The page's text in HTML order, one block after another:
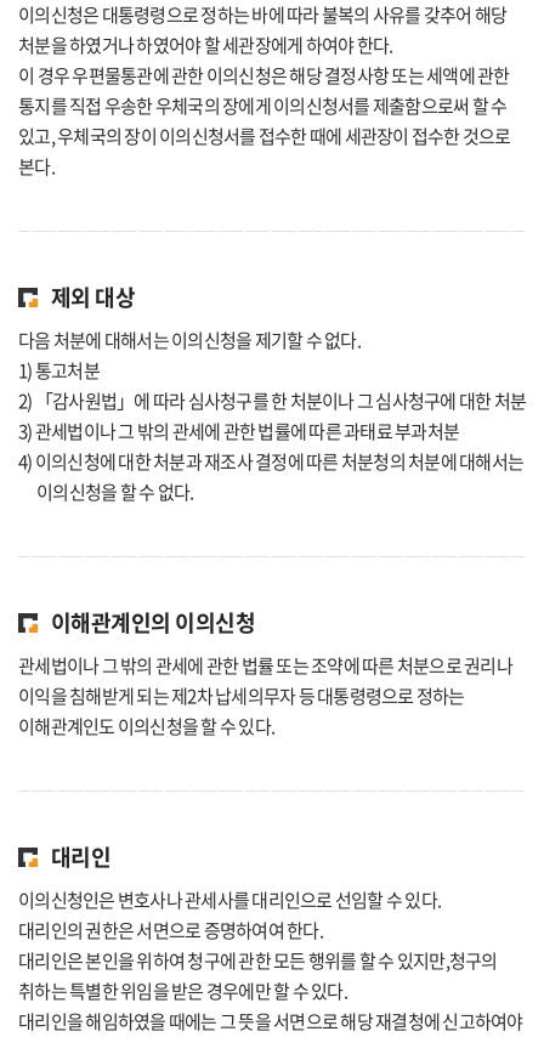
이의신청은 대통령령으로 정하는 바에 따라 불복의 사유를 갖추어 해당
처분을 하였거나 하였어야 할 세관장에게 하여야 한다.
이 경우 우편물통관에 관한 이의신청은 해당 결정사항 또는 세액에 관한
통지를 직접 우송한 우체국의 장에게 이의신청서를 제출함으로써 할 수
있고, 우체국의 장이 이의신청서를 접수한 때에 세관장이 접수한 것으로
본다.
제외 대상
다음 처분에 대해서는 이의신청을 제기할 수 없다.
1) 통고처분
2) 「감사원법」에 따라 심사청구를 한 처분이나 그 심사청구에 대한 처분
3) 관세법이나 그 밖의 관세에 관한 법률에 따른 과태료 부과처분
4) 이의신청에 대한 처분과 재조사 결정에 따른 처분청의 처분에 대해서는
이의신청을 할 수 없다.
이해관계인의 이의신청
관세법이나 그 밖의 관세에 관한 법률 또는 조약에 따른 처분으로 권리나
이익을 침해받게 되는 제2차 납세의무자 등 대통령령으로 정하는
이해관계인도 이의신청을 할 수 있다.
대리인
이의신청인은 변호사나 관세사를 대리인으로 선임할 수 있다.
대리인의 권한은 서면으로 증명하여여 한다.
대리인은 본인을 위하여 청구에 관한 모든 행위를 할 수 있지만,청구의
취하는 특별한 위임을 받은 경우에만 할 수 있다.
대리인을 해임하였을 때에는 그 뜻을 서면으로 해당 재결청에 신고하여야